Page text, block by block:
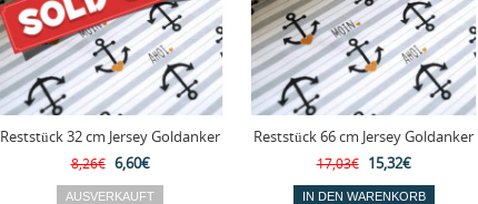
Reststück 32 cm Jersey Goldanker
8,26€ 6,60€
Reststück 66 cm Jersey Goldanker
17,03€ 15,32€